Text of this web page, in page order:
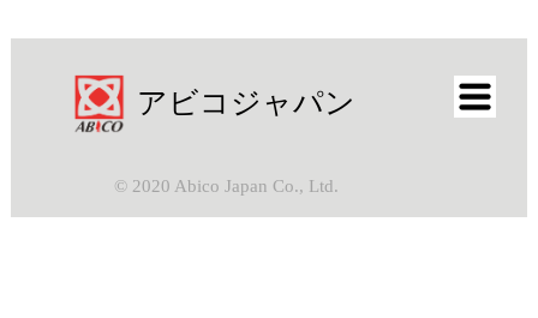
アビコジャパン
© 2020 Abico Japan Co., Ltd.